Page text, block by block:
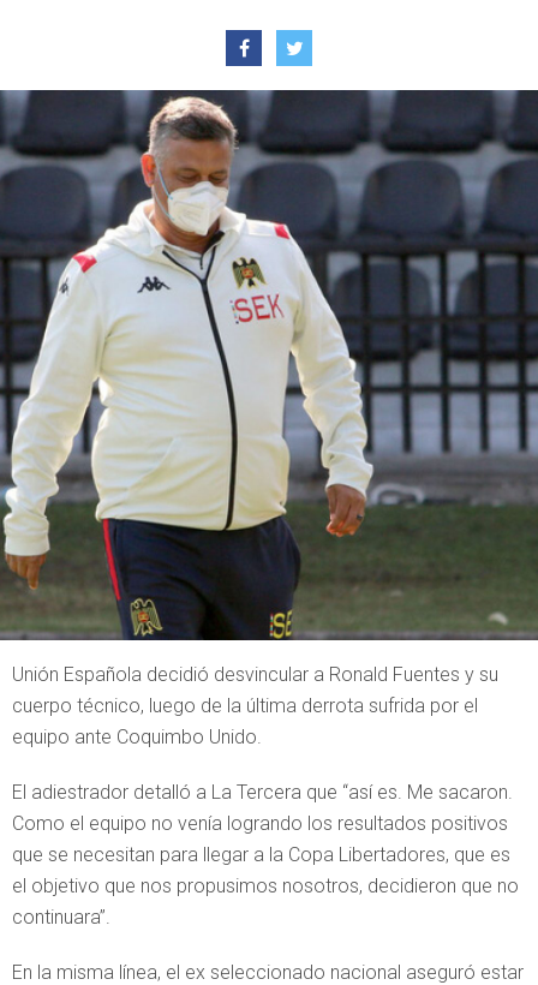
Unión Española decidió desvincular a Ronald Fuentes y su
cuerpo técnico, luego de la última derrota sufrida por el
equipo ante Coquimbo Unido.
El adiestrador detalló a La Tercera que “así es. Me sacaron.
Como el equipo no venía logrando los resultados positivos
que se necesitan para llegar a la Copa Libertadores, que es
el objetivo que nos propusimos nosotros, decidieron que no
continuara”.
En la misma línea, el ex seleccionado nacional aseguró estar